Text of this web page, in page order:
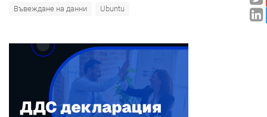
Въвеждане на данни
Ubuntu